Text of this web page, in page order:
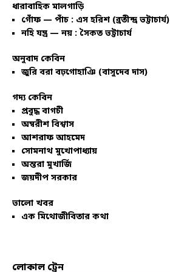
ধারাবাহিক মালগাড়ি
গোঁফ — পাঁচ : এস হরিশ (ব্রতীন্দ্র ভট্টাচার্য)
নহি যন্ত্র — নয় : সৈকত ভট্টাচার্য
অনুবাদ কেবিন
জুরি বরা বঢ়গোহাঞি (বাসুদেব দাস)
গদ্য কেবিন
প্রবুদ্ধ বাগচী
অম্বরীশ বিশ্বাস
আশরাফ আহমেদ
সোমনাথ মুখোপাধ্যায়
অন্তরা মুখার্জি
জয়দীপ সরকার
ভালো খবর
এক মিথোজীবিতার কথা
লোকাল ট্রেন